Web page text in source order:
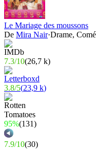
Le Mariage des moussons
De Mira Nair·Drame,
7.3/10(26,7 k)
3.8/5(23,9 k)
95%(131)
7.9/10(30)